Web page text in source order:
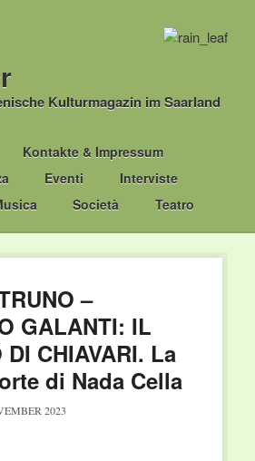
Kulturmagazin im Saarland
Kontakte & Impressum
Eventi
Interviste
Società Teatro
–
GALANTI: IL
DI CHIAVARI. La
di Nada Cella
2023